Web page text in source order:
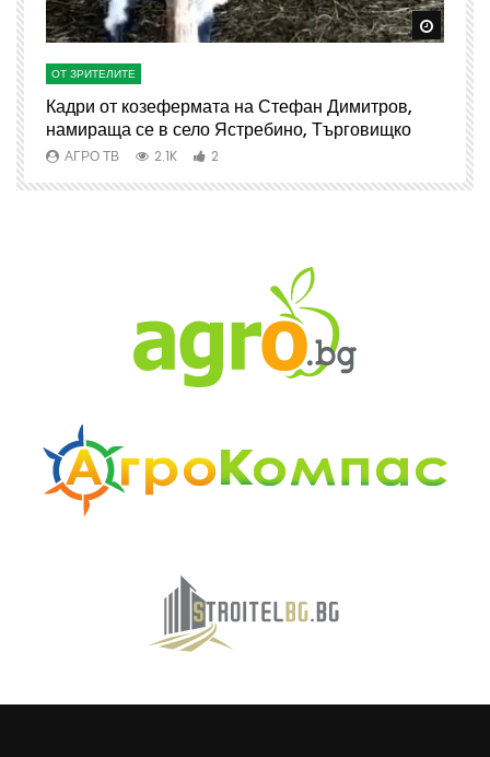
Watch Later Watch
ОТ ЗРИТЕЛИТЕ
Кадри от козефермата на Стефан Димитров,
намираща се в село Ястребино, Търговищко
АГРО ТВ 2.1K 2